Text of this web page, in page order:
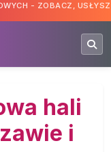
- ZOBACZ,
hali
i